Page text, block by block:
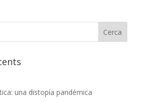
una distopía pandémica